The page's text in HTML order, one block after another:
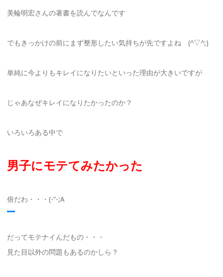
美輪明宏さんの著書を読んでなんです
でもきっかけの前にまず整形したい気持ちが先ですよね (^▽^;)
単純に今よりもキレイになりたいといった理由が大きいですが
じゃあなぜキレイになりたかったのか？
いろいろある中で
男子にモテてみたかった
俗だわ・・・(-“-;A
だってモテナイんだもの・・・
見た目以外の問題もあるのかしら？